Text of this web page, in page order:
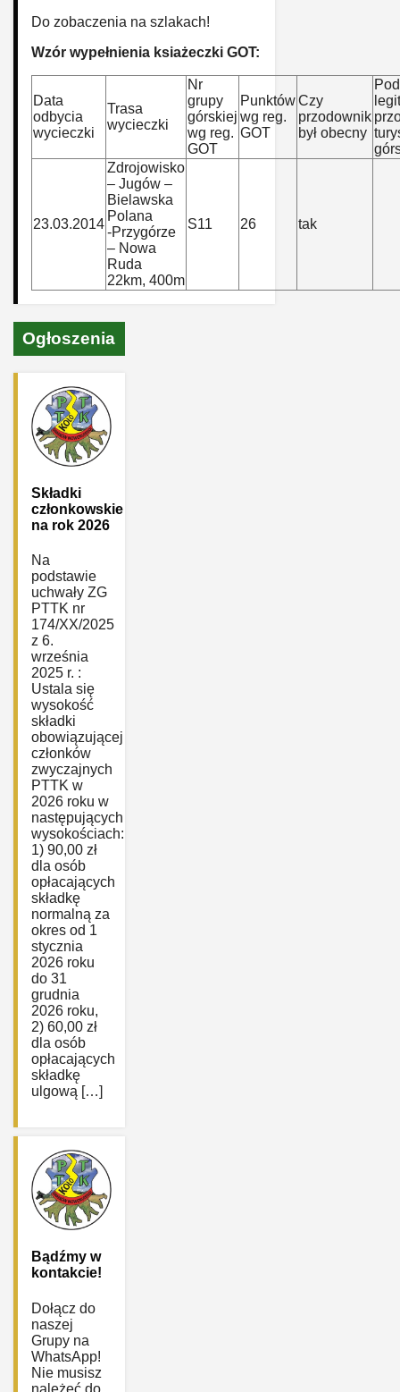
Do zobaczenia na szlakach!
Wzór wypełnienia ksiażeczki GOT:
Data
odbycia
wycieczki
Trasa
wycieczki
Nr
grupy
górskiej
wg reg.
GOT
Punktów
wg reg.
GOT
Czy
przodownik
był obecny
23.03.2014
Zdrojowisko
– Jugów –
Bielawska
Polana
-Przygórze
– Nowa
Ruda
22km, 400m
S11 26 tak
Ogłoszenia
Składki
członkowskie
na rok 2026
Na
podstawie
uchwały ZG
PTTK nr
174/XX/2025
z 6.
września
2025 r. :
Ustala się
wysokość
składki
obowiązującej
członków
zwyczajnych
PTTK w
2026 roku w
następujących
wysokościach:
1) 90,00 zł
dla osób
opłacających
składkę
normalną za
okres od 1
stycznia
2026 roku
do 31
grudnia
2026 roku,
2) 60,00 zł
dla osób
opłacających
składkę
ulgową […]
Bądźmy w
kontakcie!
Dołącz do
naszej
Grupy na
WhatsApp!
Nie musisz
należeć do